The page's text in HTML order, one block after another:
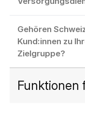
Gehören
Kund:innen zu
Zielgruppe?
Funktionen